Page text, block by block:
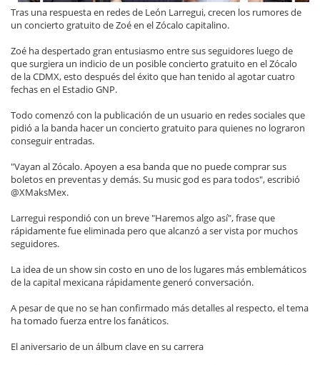
Tras una respuesta en redes de León Larregui, crecen los rumores de
un concierto gratuito de Zoé en el Zócalo capitalino.
Zoé ha despertado gran entusiasmo entre sus seguidores luego de
que surgiera un indicio de un posible concierto gratuito en el Zócalo
de la CDMX, esto después del éxito que han tenido al agotar cuatro
fechas en el Estadio GNP.
Todo comenzó con la publicación de un usuario en redes sociales que
pidió a la banda hacer un concierto gratuito para quienes no lograron
conseguir entradas.
"Vayan al Zócalo. Apoyen a esa banda que no puede comprar sus
boletos en preventas y demás. Su music god es para todos", escribió
@XMaksMex.
Larregui respondió con un breve "Haremos algo así", frase que
rápidamente fue eliminada pero que alcanzó a ser vista por muchos
seguidores.
La idea de un show sin costo en uno de los lugares más emblemáticos
de la capital mexicana rápidamente generó conversación.
A pesar de que no se han confirmado más detalles al respecto, el tema
ha tomado fuerza entre los fanáticos.
El aniversario de un álbum clave en su carrera